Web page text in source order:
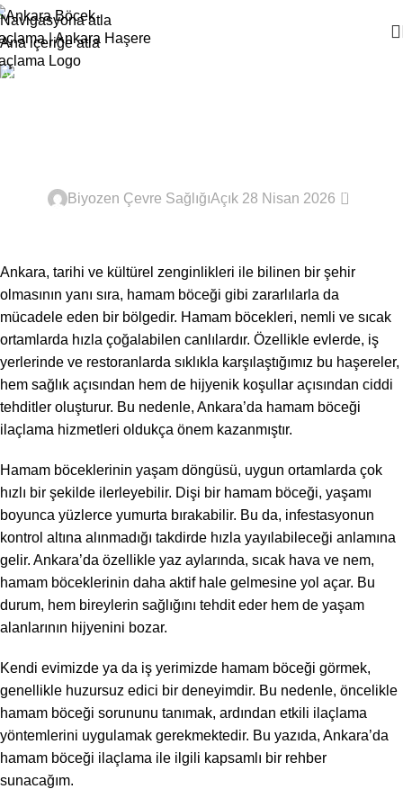
Navigasyona atla
Ana içeriğe atla
Ana Sayfa
Biyozen Çevre SağlığıAçık 28 Nisan 2026 0
Ankara, tarihi ve kültürel zenginlikleri ile bilinen bir şehir
olmasının yanı sıra, hamam böceği gibi zararlılarla da
mücadele eden bir bölgedir. Hamam böcekleri, nemli ve sıcak
ortamlarda hızla çoğalabilen canlılardır. Özellikle evlerde, iş
yerlerinde ve restoranlarda sıklıkla karşılaştığımız bu haşereler,
hem sağlık açısından hem de hijyenik koşullar açısından ciddi
tehditler oluşturur. Bu nedenle, Ankara’da hamam böceği
ilaçlama hizmetleri oldukça önem kazanmıştır.
Hamam böceklerinin yaşam döngüsü, uygun ortamlarda çok
hızlı bir şekilde ilerleyebilir. Dişi bir hamam böceği, yaşamı
boyunca yüzlerce yumurta bırakabilir. Bu da, infestasyonun
kontrol altına alınmadığı takdirde hızla yayılabileceği anlamına
gelir. Ankara’da özellikle yaz aylarında, sıcak hava ve nem,
hamam böceklerinin daha aktif hale gelmesine yol açar. Bu
durum, hem bireylerin sağlığını tehdit eder hem de yaşam
alanlarının hijyenini bozar.
Kendi evimizde ya da iş yerimizde hamam böceği görmek,
genellikle huzursuz edici bir deneyimdir. Bu nedenle, öncelikle
hamam böceği sorununu tanımak, ardından etkili ilaçlama
yöntemlerini uygulamak gerekmektedir. Bu yazıda, Ankara’da
hamam böceği ilaçlama ile ilgili kapsamlı bir rehber
sunacağım.